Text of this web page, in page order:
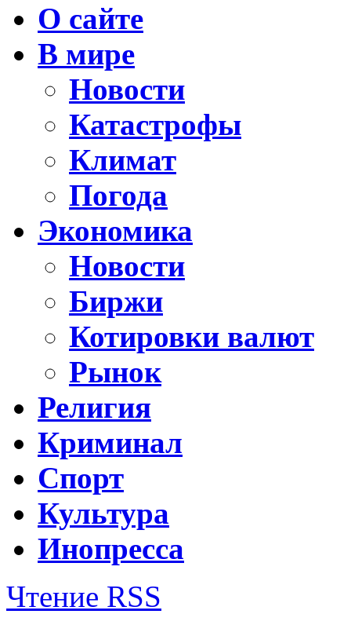
О сайте
В мире
Новости
Катастрофы
Климат
Погода
Экономика
Новости
Биржи
Котировки валют
Рынок
Религия
Криминал
Спорт
Культура
Инопресса
Чтение RSS